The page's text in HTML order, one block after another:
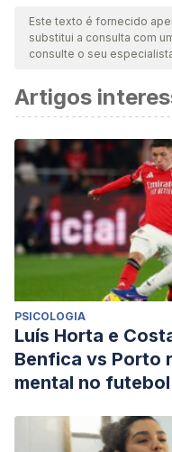
nossa equipe para
atualidade e validade. A
cientificamente.
Katz, J. (2002).El
paciente
. JHU
Luelmo, A. D. (2001).
informado y la
gallega 3/2001, de 28
(33), 327-342.
Este texto é fornecido
substitui a consulta com
consulte o seu
Artigos
PSICOLOGIA
Luís Horta e
Benfica vs Porto
mental no